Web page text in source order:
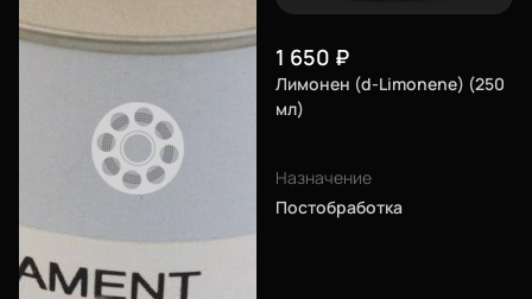
1 650 ₽
Лимонен (d-Limonene) (250
мл)
Назначение
Постобработка
О нас